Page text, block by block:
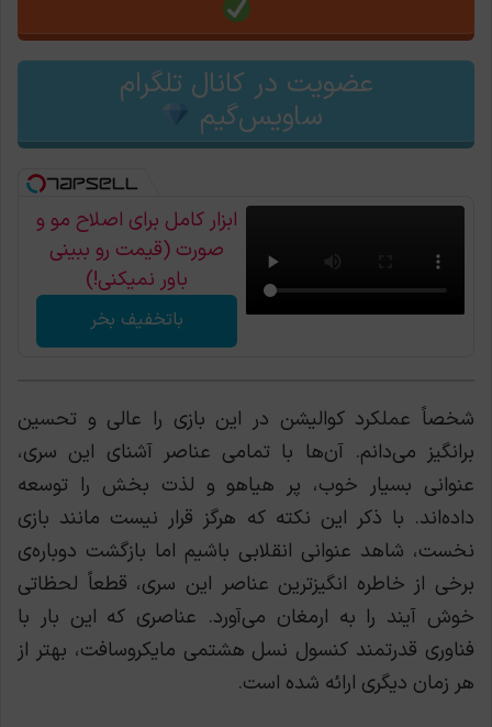
عضویت در کانال تلگرام
ساویس‌گیم
ابزار کامل برای اصلاح مو و
صورت (قیمت رو ببینی
باور نمیکنی!)
باتخفیف بخر
شخصاً عملکرد کوالیشن در این بازی را عالی و تحسین
برانگیز می‌دانم. آن‌ها با تمامی عناصر آشنای این سری،
عنوانی بسیار خوب، پر هیاهو و لذت بخش را توسعه
داده‌اند. با ذکر این نکته که هرگز قرار نیست مانند بازی
نخست، شاهد عنوانی انقلابی باشیم اما بازگشت دوباره‌ی
برخی از خاطره انگیز‌ترین عناصر این سری، قطعاً لحظاتی
خوش آیند را به ارمغان می‌آورد. عناصری که این بار با
فناوری قدرتمند کنسول نسل هشتمی مایکروسافت، بهتر از
هر زمان دیگری ارائه شده است.